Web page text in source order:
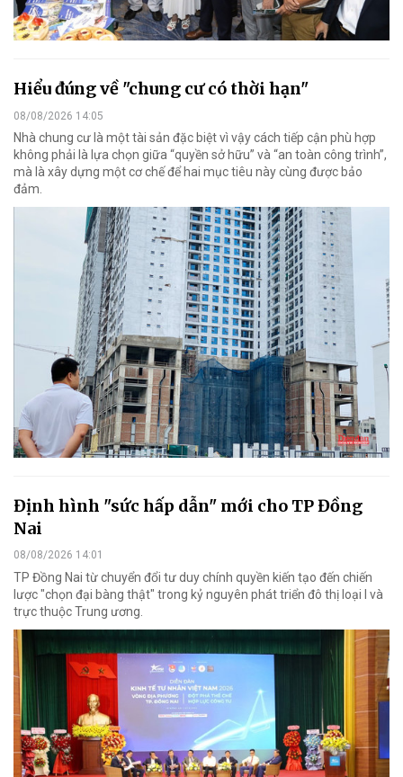
Hiểu đúng về "chung cư có thời hạn"
08/08/2026 14:05
Nhà chung cư là một tài sản đặc biệt vì vậy cách tiếp cận phù hợp
không phải là lựa chọn giữa “quyền sở hữu” và “an toàn công trình”,
mà là xây dựng một cơ chế để hai mục tiêu này cùng được bảo
đảm.
Định hình "sức hấp dẫn" mới cho TP Đồng
Nai
08/08/2026 14:01
TP Đồng Nai từ chuyển đổi tư duy chính quyền kiến tạo đến chiến
lược "chọn đại bàng thật" trong kỷ nguyên phát triển đô thị loại I và
trực thuộc Trung ương.